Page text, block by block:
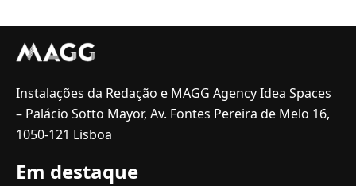
Instalações da Redação e MAGG Agency Idea Spaces
– Palácio Sotto Mayor, Av. Fontes Pereira de Melo 16,
1050-121 Lisboa
Em destaque